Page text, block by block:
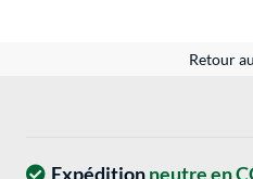
Retour
Expéditionneutre en